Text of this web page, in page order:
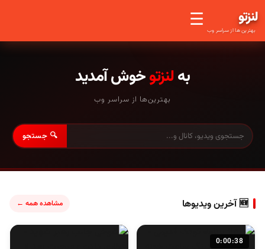
لنزتو
بهترین ها از سراسر وب ☰
بهلنزتوخوش آمدید
بهترین‌ها از سراسر وب
🔍 جستجو
🆕 آخرین ویدیوها مشاهده همه ←
0:00:38